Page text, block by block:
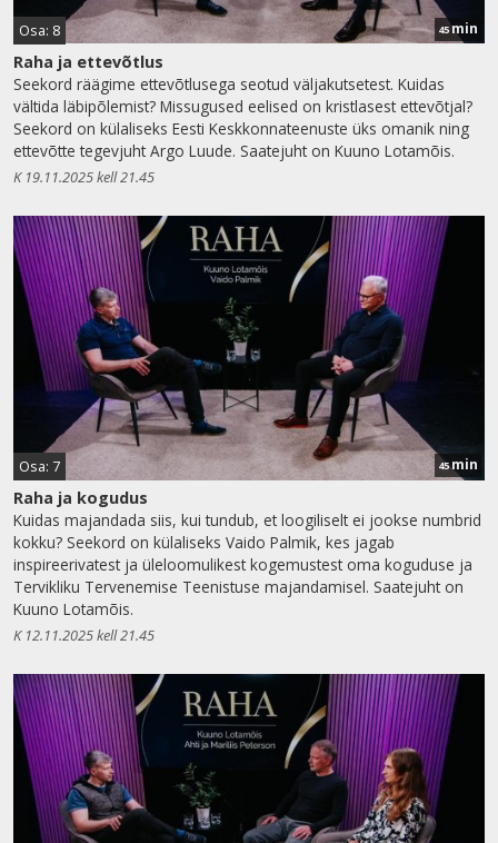
Osa: 8 45min
Raha ja ettevõtlus
Seekord räägime ettevõtlusega seotud väljakutsetest. Kuidas
vältida läbipõlemist? Missugused eelised on kristlasest ettevõtjal?
Seekord on külaliseks Eesti Keskkonnateenuste üks omanik ning
ettevõtte tegevjuht Argo Luude. Saatejuht on Kuuno Lotamõis.
K 19.11.2025 kell 21.45
Osa: 7 45min
Raha ja kogudus
Kuidas majandada siis, kui tundub, et loogiliselt ei jookse numbrid
kokku? Seekord on külaliseks Vaido Palmik, kes jagab
inspireerivatest ja üleloomulikest kogemustest oma koguduse ja
Tervikliku Tervenemise Teenistuse majandamisel. Saatejuht on
Kuuno Lotamõis.
K 12.11.2025 kell 21.45